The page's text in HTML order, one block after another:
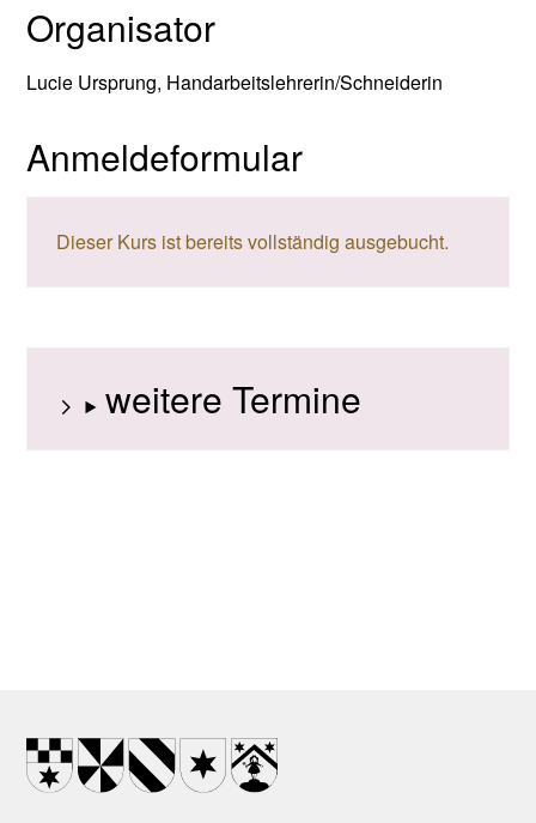
Organisator
Lucie Ursprung, Handarbeitslehrerin/Schneiderin
Anmeldeformular
Dieser Kurs ist bereits vollständig ausgebucht.
weitere Termine
Footer
Wappen